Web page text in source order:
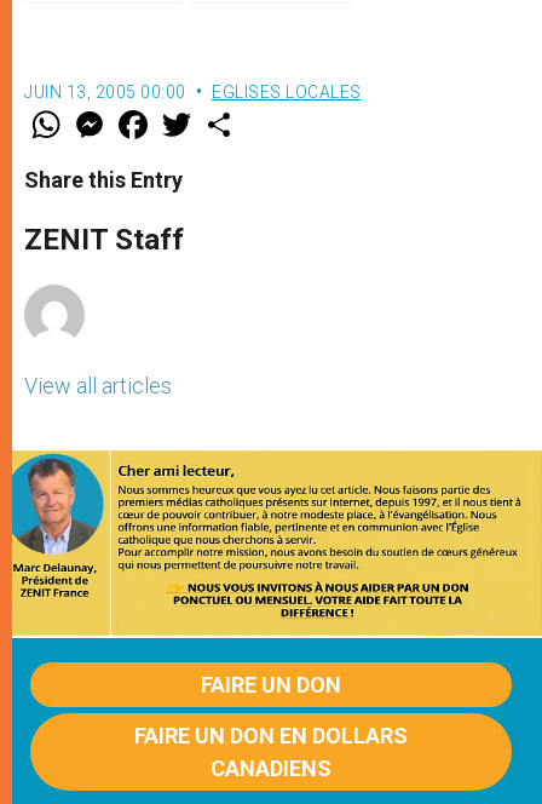
JUIN 13, 2005 00:00 EGLISES LOCALES
W
t
s
p
p
M
e
s
e
g
e
F
a
e
b
o
k
w
Share this Entry
ZENIT Staff
View all articles
FAIRE UN DON
FAIRE UN DON EN DOLLARS
CANADIENS